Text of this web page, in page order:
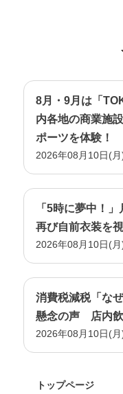
8月・9月は「
内各地の商業施
ポーツを体験！
2026年08月10日(
「5時に夢中！
再び自前衣装を
2026年08月10日(
消費税減税「な
懸念の声 店内飲
2026年08月10日(
トップページ